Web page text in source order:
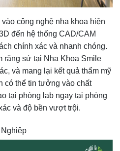
công nghệ nha khoa hiện
đến hệ thống CAD/CAM
chính xác và nhanh chóng.
răng sứ tại Nha Khoa Smile
và mang lại kết quả thẩm mỹ
có thể tin tưởng vào chất
tại phòng lab ngay tại phòng
và độ bền vượt trội.